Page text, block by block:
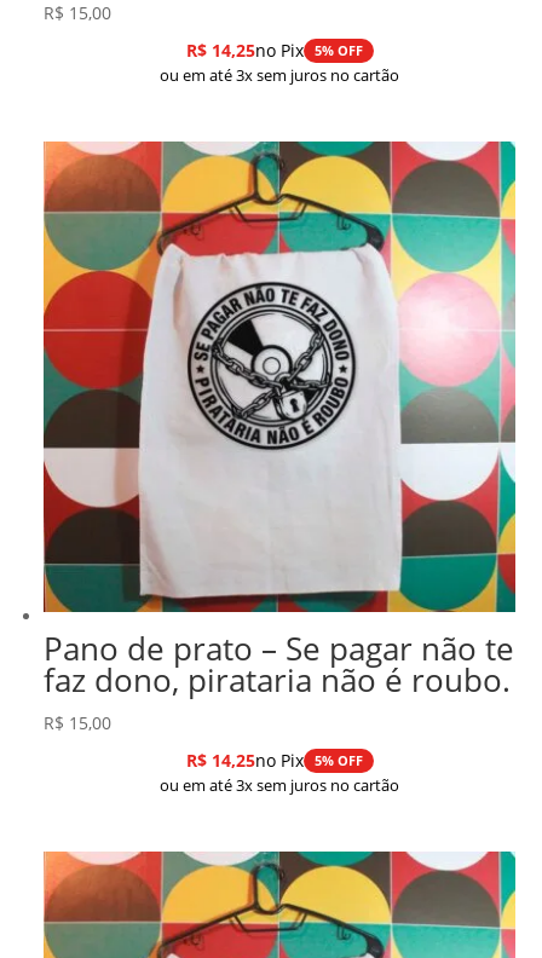
R$ 15,00
R$14,25no Pix 5% OFF
ou em até 3x sem juros no cartão
Pano de prato – Se pagar não te
faz dono, pirataria não é roubo.
R$ 15,00
R$14,25no Pix 5% OFF
ou em até 3x sem juros no cartão